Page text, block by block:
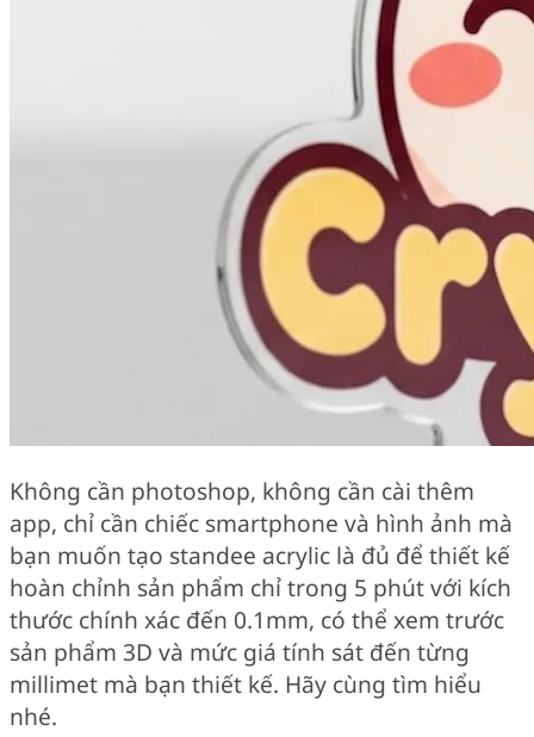
Không cần photoshop, không cần cài thêm
app, chỉ cần chiếc smartphone và hình ảnh mà
bạn muốn tạo standee acrylic là đủ để thiết kế
hoàn chỉnh sản phẩm chỉ trong 5 phút với kích
thước chính xác đến 0.1mm, có thể xem trước
sản phẩm 3D và mức giá tính sát đến từng
millimet mà bạn thiết kế. Hãy cùng tìm hiểu
nhé.